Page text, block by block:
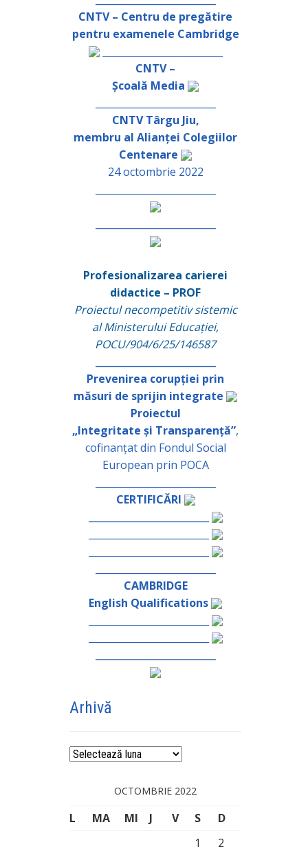
CNTV – Centru de pregătire
pentru examenele Cambridge
_________________________
CNTV –
Școală Media
CNTV Târgu Jiu,
membru al Alianței Colegiilor
Centenare
24 octombrie 2022
Profesionalizarea carierei
didactice – PROF
Proiectul necompetitiv sistemic
al Ministerului Educației,
POCU/904/6/25/146587
Prevenirea corupției prin
măsuri de sprijin integrate
Proiectul
„Integritate și Transparență”,
cofinanțat din Fondul Social
European prin POCA
CERTIFICĂRI
CAMBRIDGE
English Qualifications
Arhivă
Arhivă
OCTOMBRIE 2022
L MA MI J V S
D
1
2